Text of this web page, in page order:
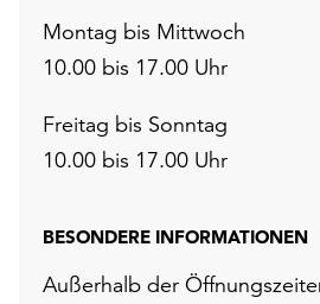
Montag bis Mittwoch
10.00 bis 17.00 Uhr
Freitag bis Sonntag
10.00 bis 17.00 Uhr
BESONDERE INFORMATIONEN
Außerhalb der